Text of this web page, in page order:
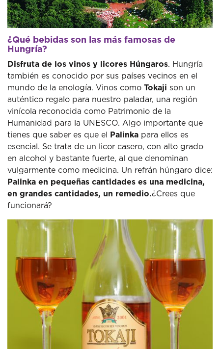
¿Qué bebidas son las más famosas de
Hungría?
Disfruta de los vinos y licores Húngaros. Hungría
también es conocido por sus países vecinos en el
mundo de la enología. Vinos como Tokaji son un
auténtico regalo para nuestro paladar, una región
vinícola reconocida como Patrimonio de la
Humanidad para la UNESCO. Algo importante que
tienes que saber es que el
Palinka para ellos es
esencial. Se trata de un licor casero, con alto grado
en alcohol y bastante fuerte, al que denominan
vulgarmente como medicina. Un refrán húngaro dice:
Palinka en pequeñas cantidades es una medicina,
en grandes cantidades, un remedio.¿Crees que
funcionará?